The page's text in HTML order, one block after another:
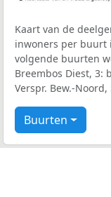
Kaart van de
inwoners per buurt
volgende buurten
Breembos Diest, 3:
Verspr. Bew.-
Buurten